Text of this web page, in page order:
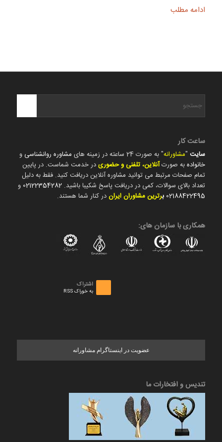
ادامه مطلب
ساعت کار
سایت"مشاورانه" به صورت 24 ساعته در زمینه های مشاوره روانشناسی و
خانوادهبه صورتآنلاین، تلفنی و حضوریدر خدمت شماست. در پایین
تمام صفحات مرتبط می توانید مشاوره آنلاین دریافت کنید. فقط به دلیل
تعداد بالای سوالات، کمی در دریافت پاسخ شکیبا باشید. 02122354282 و
02188422495 برترین مشاوران ایراندر کنار شما هستند.
همکاری با سازمان های:
اشتراک
به خوراک RSS
عضویت در اینستاگرام مشاورانه
تندیس و افتخارات ما